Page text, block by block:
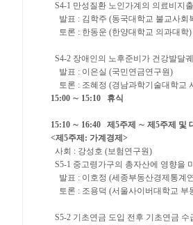
S4-1 만성질환 노인가계의 의료비지
발표 : 김학주 (동국대학교 불교사회
토론 : 한동운 (한양대학교 의과대학)
S4-2 장애인의 노후준비가 건강발달
발표 : 이은실 (국민연금연구원)
토론 : 조혜정 (경남과학기술대학교
15:00 ∼ 15:10 휴식
15:10 ∼ 16:40 제 5주제 ∼ 제 5주제 및
<제 5주제 : 가계경제 >
사회 : 강성호 (보험연구원)
S5-1 중고령가구의 총자산에 영향을
발표 : 이호정 (세종부동산경제통계
토론 : 조용덕 (서울사이버대학교 부
S5-2 기초연금 도입 전후 기초연금